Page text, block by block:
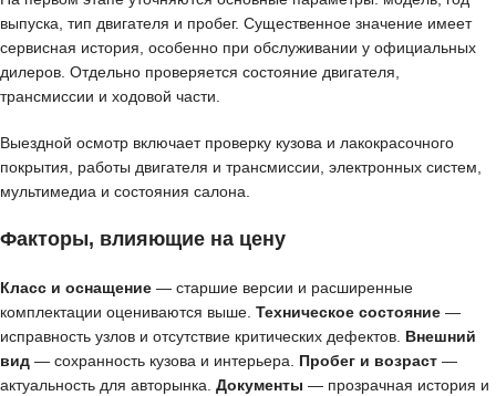
выпуска, тип двигателя и пробег. Существенное значение имеет
сервисная история, особенно при обслуживании у официальных
дилеров. Отдельно проверяется состояние двигателя,
трансмиссии и ходовой части.
Выездной осмотр включает проверку кузова и лакокрасочного
покрытия, работы двигателя и трансмиссии, электронных систем,
мультимедиа и состояния салона.
Факторы, влияющие на цену
Класс и оснащение — старшие версии и расширенные
комплектации оцениваются выше. Техническое состояние —
исправность узлов и отсутствие критических дефектов. Внешний
вид — сохранность кузова и интерьера. Пробег и возраст —
актуальность для авторынка. Документы — прозрачная история и